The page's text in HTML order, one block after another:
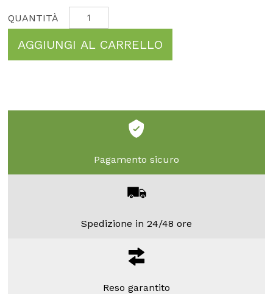
AGGIUNGI AL CARRELLO
Pagamento sicuro
Spedizione in 24/48 ore
Reso garantito